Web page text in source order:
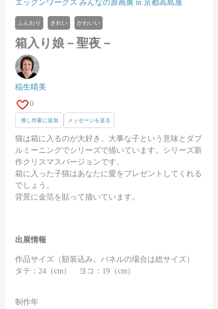
エッグンワークス みんなの原画展 in 京都高島屋
ふんわり きれい かわいい
箱入り娘－聖夜－
稲生晴美
0
推し作家に追加 メッセージを送る
猫は箱に入るのが大好き。大事な子という意味とダブ
ルミーニングでシリーズで描いています。シリーズ新
作クリスマスバージョンです。
箱に入った子猫はあなたに愛をプレゼントしてくれる
でしょう。
背景に金箔を貼って描いています。
出展情報
作品サイズ（額装込み。パネルの場合は総サイズ）
タテ：24（cm） ヨコ：19（cm）
制作年